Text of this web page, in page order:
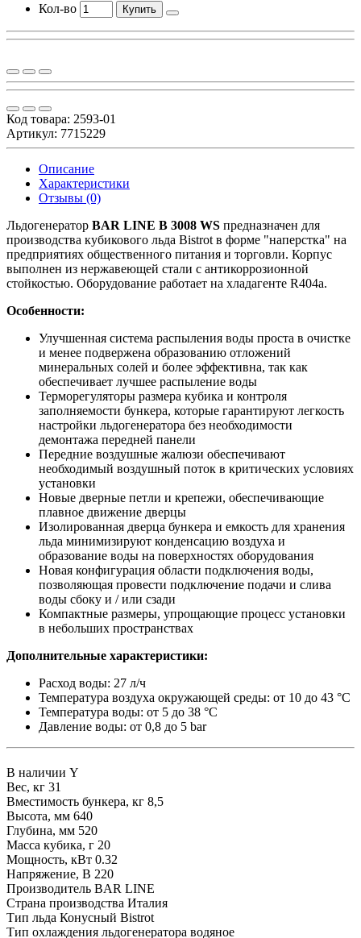
Кол-во Купить
Код товара: 2593-01
Артикул: 7715229
Описание
Характеристики
Отзывы (0)
Льдогенератор BAR LINE B 3008 WS предназначен для
производства кубикового льда Bistrot в форме "наперстка" на
предприятиях общественного питания и торговли. Корпус
выполнен из нержавеющей стали с антикоррозионной
стойкостью. Оборудование работает на хладагенте R404a.
Особенности:
Улучшенная система распыления воды проста в очистке
и менее подвержена образованию отложений
минеральных солей и более эффективна, так как
обеспечивает лучшее распыление воды
Терморегуляторы размера кубика и контроля
заполняемости бункера, которые гарантируют легкость
настройки льдогенератора без необходимости
демонтажа передней панели
Передние воздушные жалюзи обеспечивают
необходимый воздушный поток в критических условиях
установки
Новые дверные петли и крепежи, обеспечивающие
плавное движение дверцы
Изолированная дверца бункера и емкость для хранения
льда минимизируют конденсацию воздуха и
образование воды на поверхностях оборудования
Новая конфигурация области подключения воды,
позволяющая провести подключение подачи и слива
воды сбоку и / или сзади
Компактные размеры, упрощающие процесс установки
в небольших пространствах
Дополнительные характеристики:
Расход воды: 27 л/ч
Температура воздуха окружающей среды: от 10 до 43 °C
Температура воды: от 5 до 38 °C
Давление воды: от 0,8 до 5 bar
В наличии Y
Вес, кг 31
Вместимость бункера, кг 8,5
Высота, мм 640
Глубина, мм 520
Масса кубика, г 20
Мощность, кВт 0.32
Напряжение, В 220
Производитель BAR LINE
Страна производства Италия
Тип льда Конусный Bistrot
Тип охлаждения льдогенератора водяное